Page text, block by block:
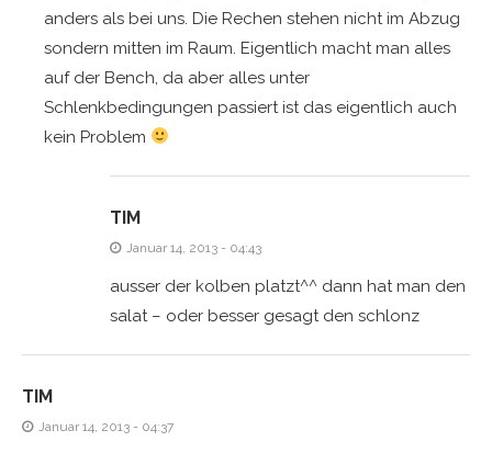
anders als bei uns. Die Rechen stehen nicht im Abzug
sondern mitten im Raum. Eigentlich macht man alles
auf der Bench, da aber alles unter
Schlenkbedingungen passiert ist das eigentlich auch
kein Problem
TIM
Januar 14, 2013 - 04:43
ausser der kolben platzt^^ dann hat man den
salat – oder besser gesagt den schlonz
TIM
Januar 14, 2013 - 04:37